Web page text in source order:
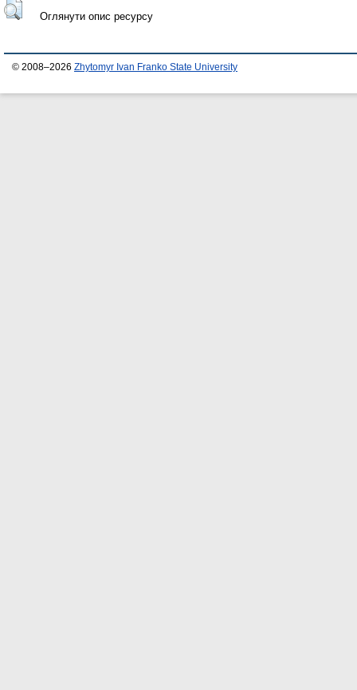
Оглянути опис ресурсу
© 2008–2026 Zhytomyr Ivan Franko State University